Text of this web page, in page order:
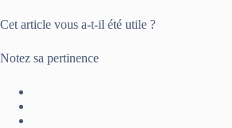
Cet article vous a-t-il été utile ?
Notez sa pertinence